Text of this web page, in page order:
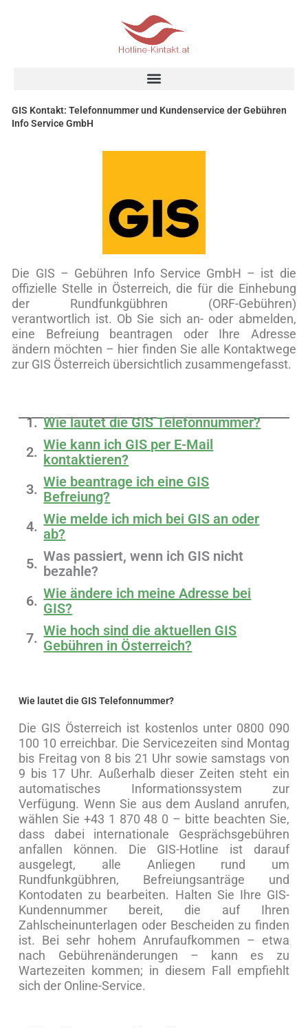
GIS Kontakt: Telefonnummer und Kundenservice der Gebühren
Info Service GmbH
Die GIS – Gebühren Info Service GmbH – ist die
offizielle Stelle in Österreich, die für die Einhebung
der Rundfunkgübhren (ORF-Gebühren)
verantwortlich ist. Ob Sie sich an- oder abmelden,
eine Befreiung beantragen oder Ihre Adresse
ändern möchten – hier finden Sie alle Kontaktwege
zur GIS Österreich übersichtlich zusammengefasst.
Wie lautet die GIS Telefonnummer?
Wie kann ich GIS per E-Mail
kontaktieren?
Wie beantrage ich eine GIS
Befreiung?
Wie melde ich mich bei GIS an oder
ab?
Was passiert, wenn ich GIS nicht
bezahle?
Wie ändere ich meine Adresse bei
GIS?
Wie hoch sind die aktuellen GIS
Gebühren in Österreich?
Wie lautet die GIS Telefonnummer?
Die GIS Österreich ist kostenlos unter 0800 090
100 10 erreichbar. Die Servicezeiten sind Montag
bis Freitag von 8 bis 21 Uhr sowie samstags von
9 bis 17 Uhr. Außerhalb dieser Zeiten steht ein
automatisches Informationssystem zur
Verfügung. Wenn Sie aus dem Ausland anrufen,
wählen Sie +43 1 870 48 0 – bitte beachten Sie,
dass dabei internationale Gesprächsgebühren
anfallen können. Die GIS-Hotline ist darauf
ausgelegt, alle Anliegen rund um
Rundfunkgübhren, Befreiungsanträge und
Kontodaten zu bearbeiten. Halten Sie Ihre GIS-
Kundennummer bereit, die auf Ihren
Zahlscheinunterlagen oder Bescheiden zu finden
ist. Bei sehr hohem Anrufaufkommen – etwa
nach Gebührenänderungen – kann es zu
Wartezeiten kommen; in diesem Fall empfiehlt
sich der Online-Service.